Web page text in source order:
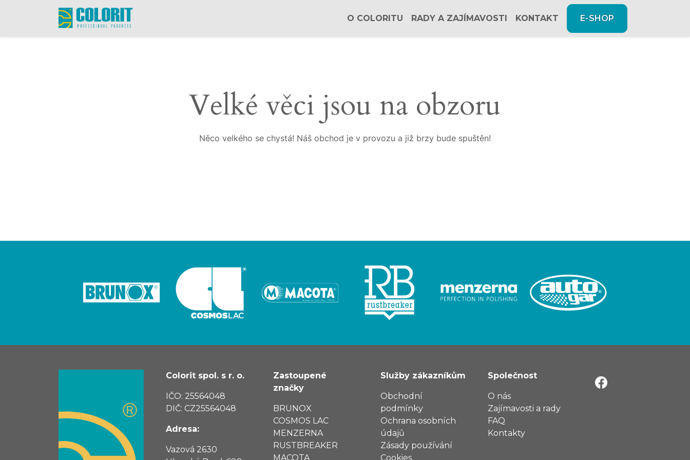
O COLORITU RADY A ZAJÍMAVOSTI KONTAKT E-SHOP
Velké věci jsou na obzoru
Něco velkého se chystá! Náš obchod je v provozu a již brzy bude spuštěn!
Colorit spol. s r. o.
IČO: 25564048
DIČ: CZ25564048
Adresa:
Vazová 2630
Zastoupené
značky
BRUNOX
COSMOS LAC
MENZERNA
RUSTBREAKER
MACOTA
Služby zákazníkům
Obchodní
podmínky
Ochrana osobních
údajů
Zásady používání
Cookies
Společnost
O nás
Zajímavosti a rady
FAQ
Kontakty